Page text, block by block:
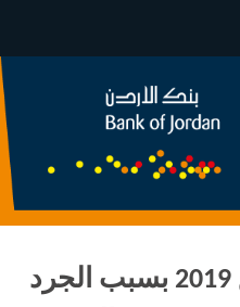
اغلاق الفروع 2019 بسبب الجرد